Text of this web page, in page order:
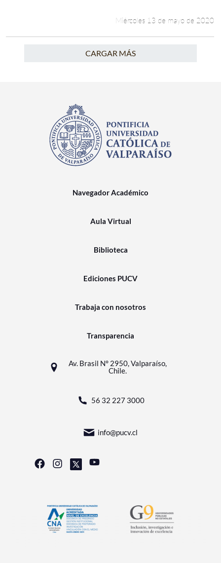
Miércoles 13 de mayo de 2020
CARGAR MÁS
Navegador Académico
Aula Virtual
Biblioteca
Ediciones PUCV
Trabaja con nosotros
Transparencia
Av. Brasil N° 2950, Valparaíso,
Chile.
56 32 227 3000
info@pucv.cl